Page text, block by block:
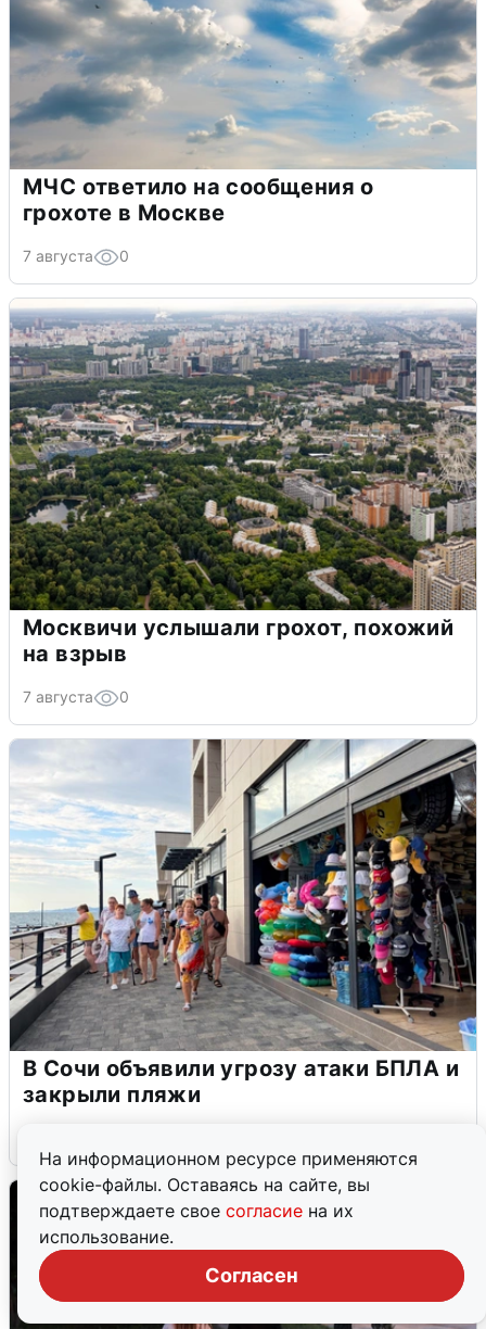
На информационном ресурсе применяются
cookie-файлы. Оставаясь на сайте, вы
подтверждаете свое согласие на их
использование.
Согласен
МЧС ответило на сообщения о
грохоте в Москве
7 августа 0
Москвичи услышали грохот, похожий
на взрыв
7 августа 0
В Сочи объявили угрозу атаки БПЛА и
закрыли пляжи